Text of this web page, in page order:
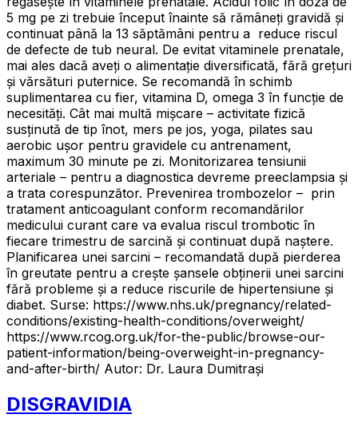
5 mg pe zi trebuie început înainte să rămâneți gravidă și
continuat până la 13 săptămâni pentru a reduce riscul
de defecte de tub neural. De evitat vitaminele prenatale,
mai ales dacă aveți o alimentație diversificată, fără grețuri
și vărsături puternice. Se recomandă în schimb
suplimentarea cu fier, vitamina D, omega 3 în funcție de
necesități. Cât mai multă mișcare – activitate fizică
susținută de tip înot, mers pe jos, yoga, pilates sau
aerobic ușor pentru gravidele cu antrenament,
maximum 30 minute pe zi. Monitorizarea tensiunii
arteriale – pentru a diagnostica devreme preeclampsia și
a trata corespunzător. Prevenirea trombozelor – prin
tratament anticoagulant conform recomandărilor
medicului curant care va evalua riscul trombotic în
fiecare trimestru de sarcină și continuat după naștere.
Planificarea unei sarcini – recomandată după pierderea
în greutate pentru a crește șansele obținerii unei sarcini
fără probleme și a reduce riscurile de hipertensiune și
diabet. Surse: https://www.nhs.uk/pregnancy/related-
conditions/existing-health-conditions/overweight/
https://www.rcog.org.uk/for-the-public/browse-our-
patient-information/being-overweight-in-pregnancy-
and-after-birth/ Autor: Dr. Laura Dumitrași
DISGRAVIDIA